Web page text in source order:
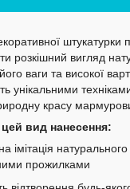
штукатурки
розкішний вигляд
ваги та високої
унікальними
красу
вид нанесення:
імітація
прожилками